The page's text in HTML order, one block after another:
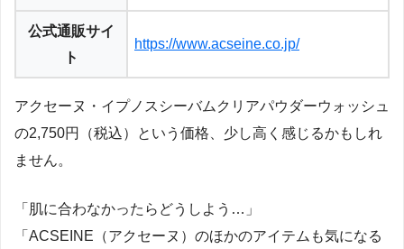
公式通販サイ
ト
https://www.acseine.co.jp/
アクセーヌ・イプノスシーバムクリアパウダーウォッシュ
の2,750円（税込）という価格、少し高く感じるかもしれ
ません。
「肌に合わなかったらどうしよう…」
「ACSEINE（アクセーヌ）のほかのアイテムも気になる